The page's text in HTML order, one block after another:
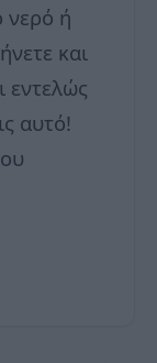
νερό ή
και
εντελώς
αυτό!